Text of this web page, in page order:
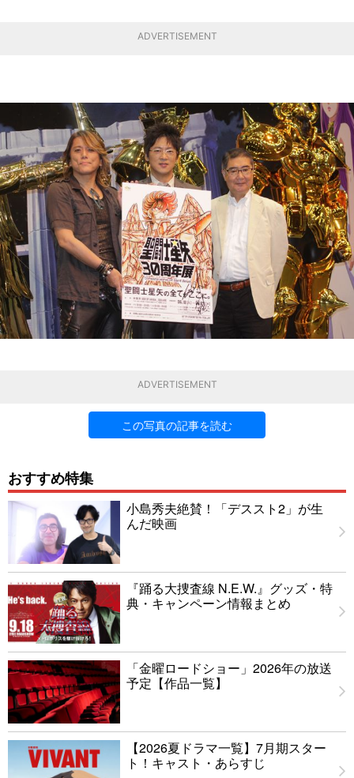
ADVERTISEMENT
ADVERTISEMENT
この写真の記事を読む
おすすめ特集
小島秀夫絶賛！「デススト2」が生
んだ映画
『踊る大捜査線 N.E.W.』グッズ・特
典・キャンペーン情報まとめ
「金曜ロードショー」2026年の放送
予定【作品一覧】
【2026夏ドラマ一覧】7月期スター
ト！キャスト・あらすじ